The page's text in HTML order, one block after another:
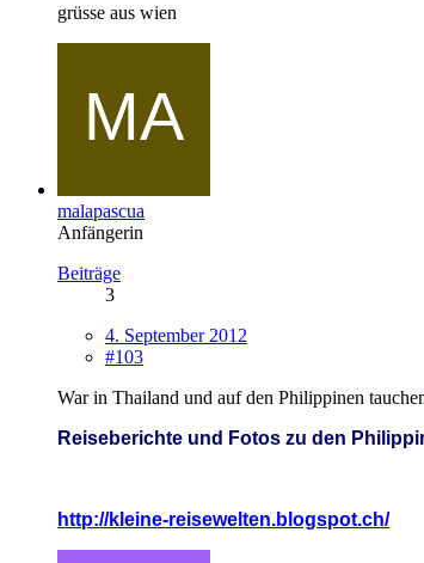
grüsse aus wien
malapascua
Anfängerin
Beiträge
3
4. September 2012
#103
War in Thailand und auf den Philippinen
Reiseberichte und Fotos zu den
http://kleine-reisewelten.blogspot.ch/